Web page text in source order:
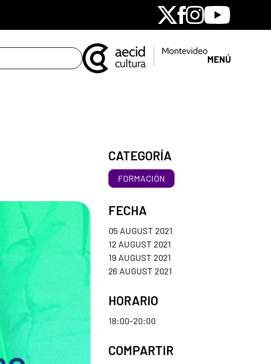
X Facebook
Instagram
Youtube
MENÚ
CATEGORÍA
FORMACIÓN
FECHA
05 AUGUST 2021
12 AUGUST 2021
19 AUGUST 2021
26 AUGUST 2021
HORARIO
18:00-20:00
COMPARTIR